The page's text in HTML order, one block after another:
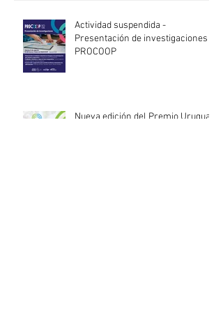
Actividad suspendida -
Presentación de investigaciones -
PROCOOP
Nueva edición del Premio Uruguay